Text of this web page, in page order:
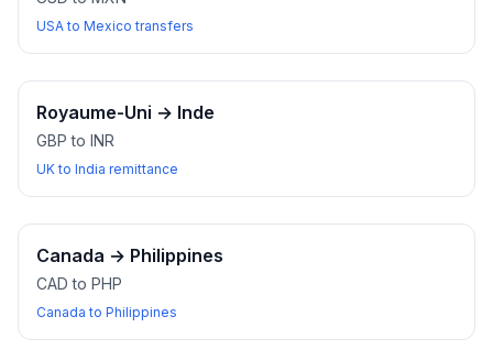
USA to Mexico transfers
Royaume-Uni → Inde
GBP to INR
UK to India remittance
Canada → Philippines
CAD to PHP
Canada to Philippines